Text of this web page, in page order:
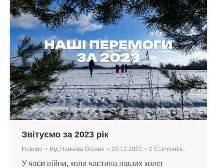
Звітуємо за 2023 рік
Новини Від Наньєва Оксана 28.12.2023 0 Comments
У часи війни, коли частина наших колег